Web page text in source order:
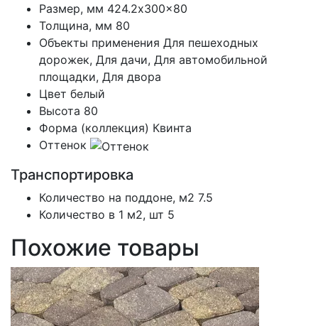
Размер, мм 424.2x300x80
Толщина, мм 80
Объекты применения Для пешеходных
дорожек, Для дачи, Для автомобильной
площадки, Для двора
Цвет белый
Высота 80
Форма (коллекция) Квинта
Оттенок
Транспортировка
Количество на поддоне, м2 7.5
Количество в 1 м2, шт 5
Похожие товары